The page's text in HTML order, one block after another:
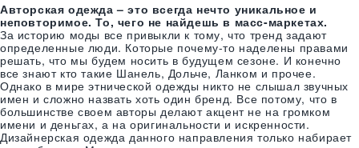
720₴
Теплые афгани Эквадор
Индия
Авторская одежда – это всегда нечто уникальное и
неповторимое. То, чего не найдешь в масс-маркетах.
За историю моды все привыкли к тому, что тренд задают
определенные люди. Которые почему-то наделены правами
решать, что мы будем носить в будущем сезоне. И конечно
все знают кто такие Шанель, Дольче, Ланком и прочее.
Однако в мире этнической одежды никто не слышал звучных
имен и сложно назвать хоть один бренд. Все потому, что в
большинстве своем авторы делают акцент не на громком
имени и деньгах, а на оригинальности и искренности.
Дизайнерская одежда данного направления только набирает